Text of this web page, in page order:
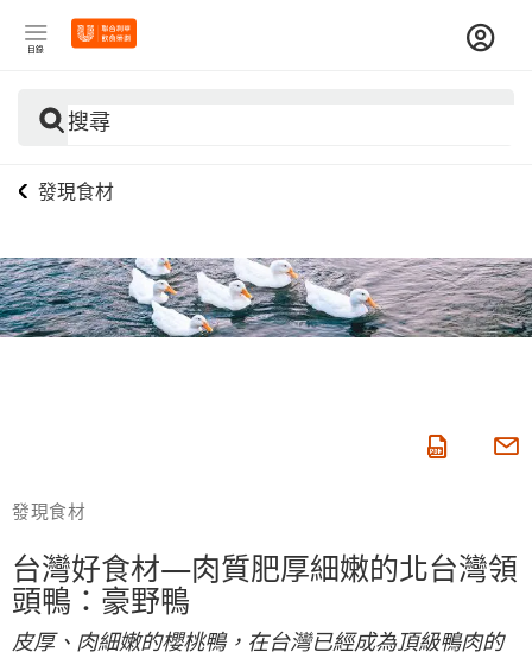
目錄
搜尋
發現食材
發現食材
台灣好食材—肉質肥厚細嫩的北台灣領
頭鴨：豪野鴨
皮厚、肉細嫩的櫻桃鴨，在台灣已經成為頂級鴨肉的